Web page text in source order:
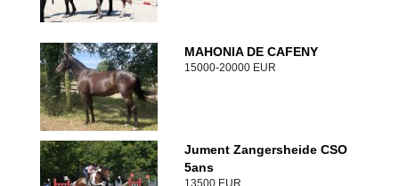
MAHONIA DE CAFENY
15000-20000 EUR
Jument Zangersheide CSO
5ans
13500 EUR